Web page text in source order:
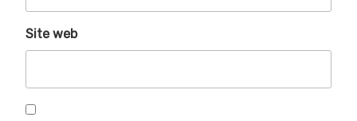
Site web